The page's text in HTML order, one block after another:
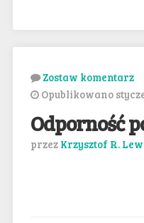
Zostaw komentarz
Opublikowano
Odporność
przez Krzysztof R.